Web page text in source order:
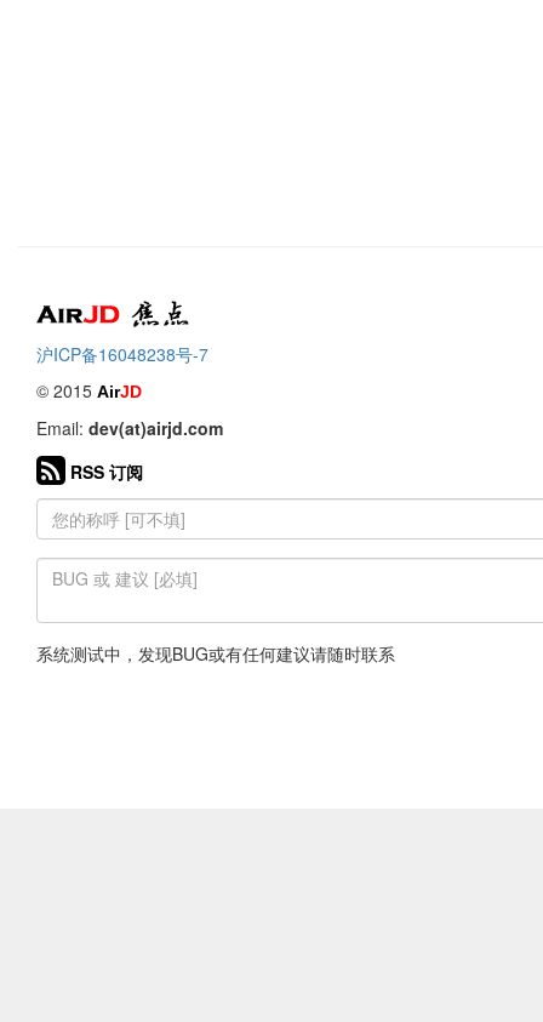
Air焦点
沪ICP备16048238号-7
© 2015 AirJD
Email: dev(at)airjd.com
RSS 订阅
系统测试中，发现BUG或有任何建议请随时联系